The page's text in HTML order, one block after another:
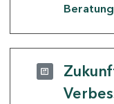
Beratung